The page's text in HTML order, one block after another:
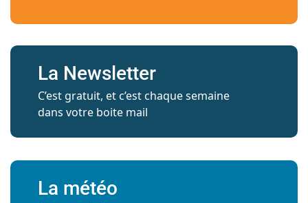
La Newsletter
C’est gratuit, et c’est chaque semaine
dans votre boite mail
La météo